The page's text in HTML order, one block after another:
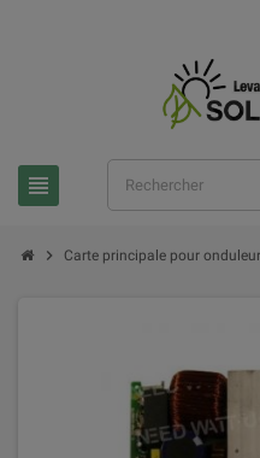
view_headline
chevron_right Carte principale pour